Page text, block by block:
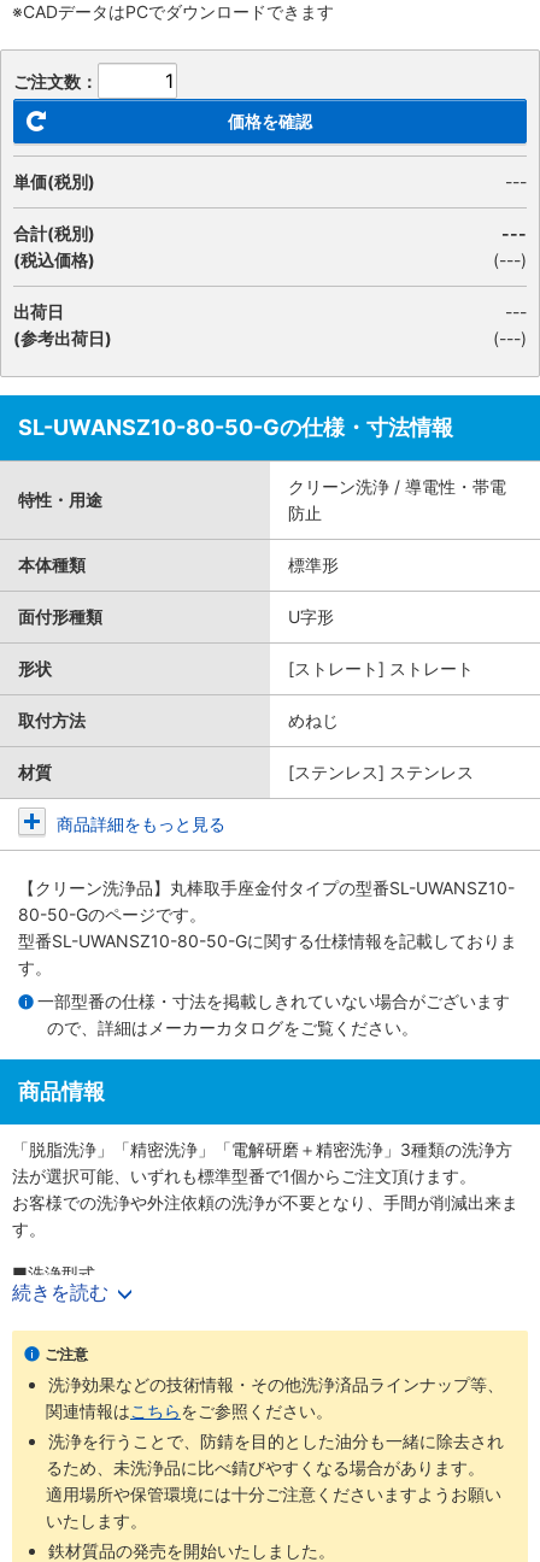
※CADデータはPCでダウンロードできます
ご注文数：
価格を確認
単価(税別) ---
合計(税別)
(税込価格)
---
(---)
出荷日
(参考出荷日)
---
(---)
SL-UWANSZ10-80-50-Gの仕様・寸法情報
特性・用途
クリーン洗浄 / 導電性・帯電
防止
本体種類 標準形
面付形種類 U字形
形状 [ストレート] ストレート
取付方法 めねじ
材質 [ステンレス] ステンレス
商品詳細をもっと見る
【クリーン洗浄品】丸棒取手座金付タイプの型番SL-UWANSZ10-
80-50-Gのページです。
型番SL-UWANSZ10-80-50-Gに関する仕様情報を記載しておりま
す。
一部型番の仕様・寸法を掲載しきれていない場合がございます
ので、詳細は メーカーカタログをご覧ください。
商品情報
「脱脂洗浄」「精密洗浄」「電解研磨＋精密洗浄」3種類の洗浄方
法が選択可能、いずれも標準型番で1個からご注文頂けます。
お客様での洗浄や外注依頼の洗浄が不要となり、手間が削減出来ま
す。
■洗浄型式
・脱脂洗浄（防錆1重梱包）
・精密洗浄（脱気2重梱包）
：型番SH-□□
・電解研磨＋精密洗浄（脱気2重梱包）
商品
型番
洗浄方法
梱包形
態
未洗浄品と
比べた効果
ご利用環境（目
□□
脱脂洗浄
防錆梱
包
油分除去 一般環境
通常組立工
程
バッテリー
続きを読む
ご注意
洗浄効果などの技術情報・その他洗浄済品ラインナップ等、
関連情報はこちらをご参照ください。
洗浄を行うことで、防錆を目的とした油分も一緒に除去され
るため、未洗浄品に比べ錆びやすくなる場合があります。
適用場所や保管環境には十分ご注意くださいますようお願い
いたします。
鉄材質品の発売を開始いたしました。